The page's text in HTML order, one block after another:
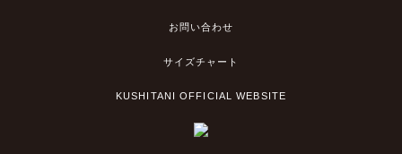
お問い合わせ
サイズチャート
KUSHITANI OFFICIAL WEBSITE